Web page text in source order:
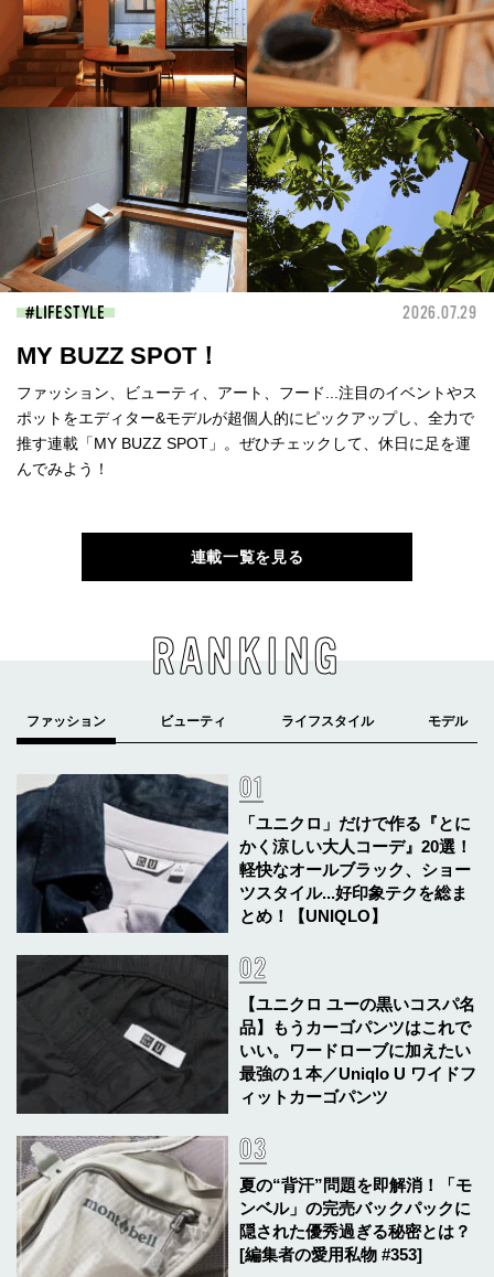
LIFESTYLE 2026.07.29
MY BUZZ SPOT！
ファッション、ビューティ、アート、フード...注目のイベントやス
ポットをエディター&モデルが超個人的にピックアップし、全力で
推す連載「MY BUZZ SPOT」。ぜひチェックして、休日に足を運
んでみよう！
連載一覧を見る
RANKING
「ユニクロ」だけで作る『とに
かく涼しい大人コーデ』20選！
軽快なオールブラック、ショー
ツスタイル...好印象テクを総ま
とめ！【UNIQLO】
【ユニクロ ユーの黒いコスパ名
品】もうカーゴパンツはこれで
いい。ワードローブに加えたい
最強の１本／Uniqlo U ワイドフ
ィットカーゴパンツ
夏の“背汗”問題を即解消！「モ
ンベル」の完売バックパックに
隠された優秀過ぎる秘密とは？
[編集者の愛用私物 #353]